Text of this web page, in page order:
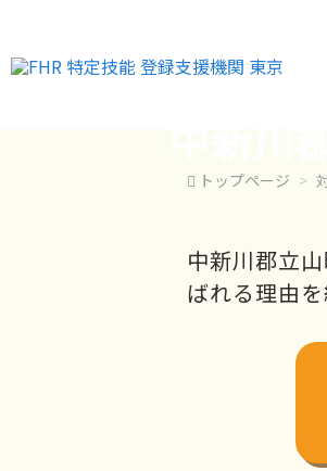
中新
トップページ
中新川郡立
ばれる理由を